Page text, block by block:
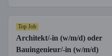
Top Job
Architekt/-in (w/m/d) oder
Bauingenieur/-in (w/m/d)